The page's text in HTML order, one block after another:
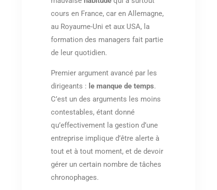
cours en France, car en Allemagne,
au Royaume-Uni et aux USA, la
formation des managers fait partie
de leur quotidien.
Premier argument avancé par les
dirigeants : le manque de temps.
C’est un des arguments les moins
contestables, étant donné
qu’effectivement la gestion d’une
entreprise implique d’être alerte à
tout et à tout moment, et de devoir
gérer un certain nombre de tâches
chronophages.